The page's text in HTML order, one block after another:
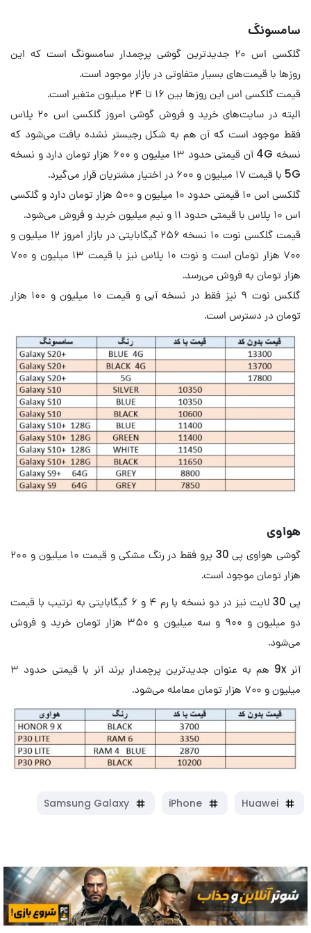
سامسونگ
گلکسی اس ۲۰ جدیدترین گوشی پرچمدار سامسونگ است که این
روزها با قیمت‌‌های بسیار متفاوتی در بازار موجود است.
قیمت گلکسی اس این روزها بین ۱۶ تا ۲۴ میلیون متغیر است.
البته در سایت‌های خرید و فروش گوشی امروز گلکسی اس ۲۰ پلاس
فقط موجود است که آن هم به شکل رجیستر نشده یافت می‌شود که
نسخه 4G آن قیمتی حدود ۱۳ میلیون و ۶۰۰ هزار تومان دارد و نسخه
5G با قیمت ۱۷ میلیون و ۶۰۰ در اختیار مشتریان قرار می‌گیرد.
گلکسی اس ۱۰ قیمتی حدود ۱۰ میلیون و ۵۰۰ هزار تومان دارد و گلکسی
اس ۱۰ پلاس با قیمتی حدود ۱۱ و نیم میلیون خرید و فروش می‌شود.
قیمت گلکسی نوت ۱۰ نسخه ۲۵۶ گیگابایتی در بازار امروز ۱۲ میلیون و
۷۰۰ هزار تومان است و نوت ۱۰ پلاس نیز با قیمت ۱۳ میلیون و ۷۰۰
هزار تومان به فروش می‌رسد.
گلکس نوت ۹ نیز فقط در نسخه آبی و قیمت ۱۰ میلیون و ۱۰۰ هزار
تومان در دسترس است.
هواوی
گوشی هواوی پی 30 پرو فقط در رنگ مشکی و قیمت ۱۰ میلیون و ۲۰۰
هزار تومان موجود است.
پی 30 لایت نیز در دو نسخه با رم ۴ و ۶ گیگابایتی به ترتیب با قیمت
دو میلیون و ۹۰۰ و سه میلیون و ۳۵۰ هزار تومان خرید و فروش
می‌شود.
آنر 9x هم به عنوان جدیدترین پرچمدار برند آنر با قیمتی حدود ۳
میلیون و ۷۰۰ هزار تومان معامله می‌شود.
Huawei
iPhone
Samsung Galaxy